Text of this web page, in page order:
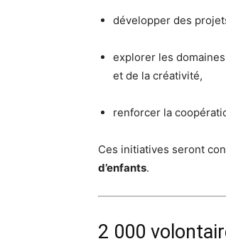
développer des
explorer les
et de la créativité,
renforcer la
Ces initiatives seront
d’enfants.
2 000